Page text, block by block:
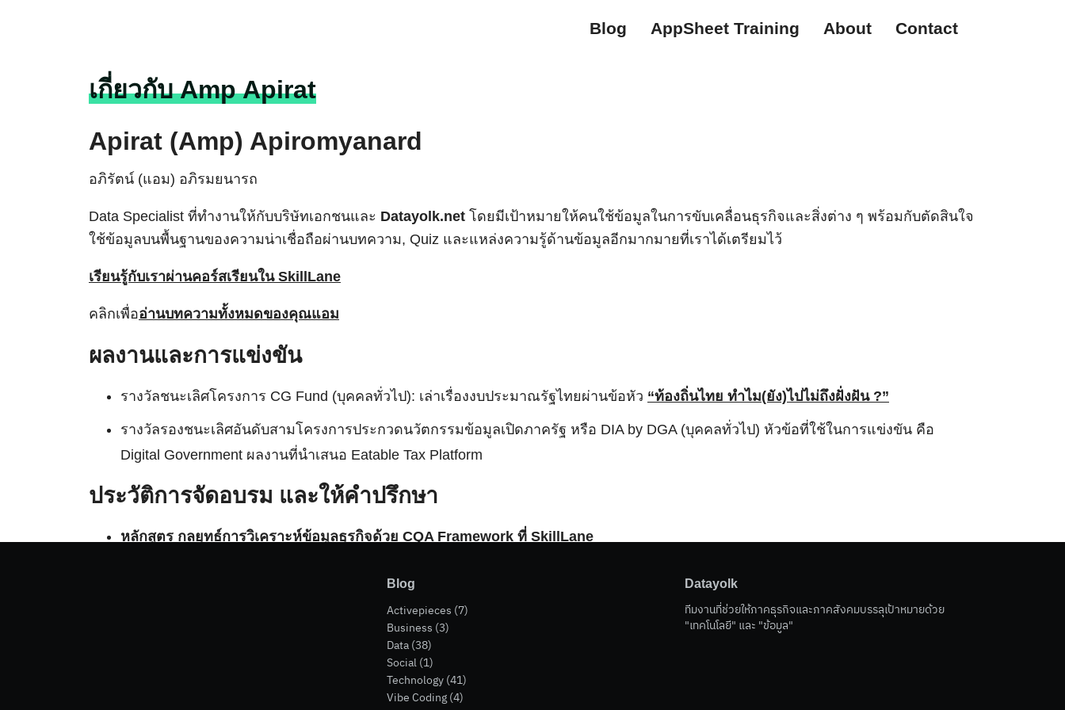
Blog AppSheet Training About Contact
for:
เกี่ยวกับ Amp Apirat
Apirat (Amp) Apiromyanard
อภิรัตน์ (แอม) อภิรมยนารถ
Data Specialist ที่ทำงานให้กับบริษัทเอกชนและ Datayolk.net โดยมีเป้าหมายให้คนใช้ข้อมูลในการขับเคลื่อนธุรกิจและสิ่งต่าง ๆ พร้อมกับตัดสินใจ
ใช้ข้อมูลบนพื้นฐานของความน่าเชื่อถือผ่านบทความ, Quiz และแหล่งความรู้ด้านข้อมูลอีกมากมายที่เราได้เตรียมไว้
เรียนรู้กับเราผ่านคอร์สเรียนใน SkillLane
คลิกเพื่ออ่านบทความทั้งหมดของคุณแอม
ผลงานและการแข่งขัน
รางวัลชนะเลิศโครงการ CG Fund (บุคคลทั่วไป): เล่าเรื่องงบประมาณรัฐไทยผ่านข้อหัว “ท้องถิ่นไทย ทำไม(ยัง)ไปไม่ถึงฝั่งฝัน ?”
รางวัลรองชนะเลิศอันดับสามโครงการประกวดนวัตกรรมข้อมูลเปิดภาครัฐ หรือ DIA by DGA (บุคคลทั่วไป) หัวข้อที่ใช้ในการแข่งขัน คือ
Digital Government ผลงานที่นำเสนอ Eatable Tax Platform
ประวัติการจัดอบรม และให้คำปรึกษา
หลักสูตร กลยุทธ์การวิเคราะห์ข้อมูลธุรกิจด้วย CQA Framework ที่ SkillLane
Oct 2023 – Apr 2024 | ออกแบบหลักสูตรสำหรับการเรียนการสอน Data Analyst Bootcamp ร่วมกับ TechUp
May 2023 | หลักสูตร Data Analytics for Marketing Management ในหัวข้อ Data Marketing Automation & Data Visualization กับลูกค้า
องค์กรในสายงานการตลาด (Manager level+)
Sep 2021 | หลักสูตร EDA by Microsoft Excel Workshop ให้กับลูกค้าองค์กร PTTGC
Blog
Activepieces (7)
Business (3)
Data (38)
Social (1)
Technology (41)
Vibe Coding (4)
Datayolk
ทีมงานที่ช่วยให้ภาคธุรกิจและภาคสังคมบรรลุเป้าหมายด้วย
"เทคโนโลยี" และ "ข้อมูล"